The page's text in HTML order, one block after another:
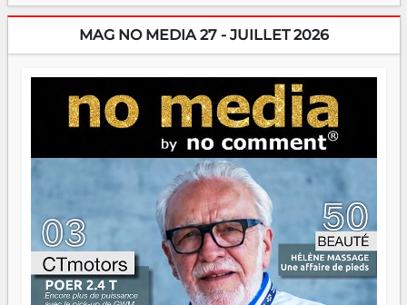
dorment vraiment la nuit. En culture, les nouvelles sont
encore meilleures. Aina Rasamoelina vient de décrocher le
Prix RFI Instrumental Afrique. Miangaly Elia rafle le Prix
jeunes qui tiennent la torche. Alors oui, on pourrait
s'arrêter là, applaudir et rentrer chez soi satisfait. Mais ce
serait passer à côté d'une chose essentielle. La fougue, ça
brûle fort — et parfois, ça brûle vite. Une flamme sans
direction peut éclairer autant qu'elle peut consumer. C'est
là que les aînés entrent en scène — pas pour reprendre le
gouvernail, mais pour montrer où sont les récifs. Les jeunes
ont la force, les vieux ont l'expérience, comme on dit. Ce
n'est pas un combat de générations — c'est une question
d'équipage. Partagez vos réussites, mais aussi vos échecs.
Surtout vos échecs, d'ailleurs — ils enseignent mieux que
n'importe quel manuel. À Madagascar, la barque avance.
Il faut juste s'assurer que tout le monde rame dans le
même sens.
MAG NO MEDIA 27 - JUILLET 2026